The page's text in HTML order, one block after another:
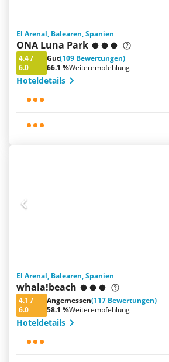
El Arenal, Balearen, Spanien
ONA Luna Park
4.4/
6.0
Gut(109 Bewertungen)
66.1 %Weiterempfehlung
Hoteldetails
El Arenal, Balearen, Spanien
whala!beach
4.1 /
6.0
Angemessen(117 Bewertungen)
58.1 %Weiterempfehlung
Hoteldetails